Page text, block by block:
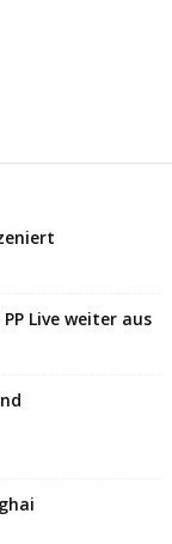
Live weiter aus